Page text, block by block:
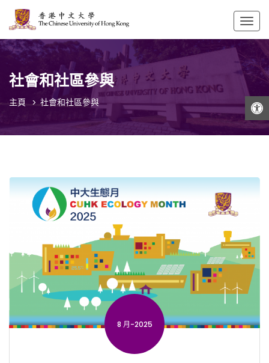
打開工具欄
社會和社區參與
主頁 社會和社區參與
8 月-2025